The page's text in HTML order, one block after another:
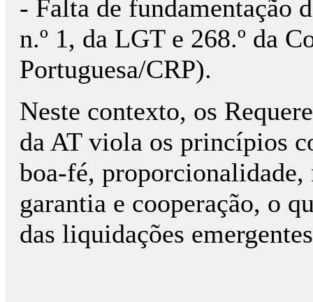
- Falta de fundamentação
n.º 1, da LGT e 268.º da
Portuguesa/CRP).
Neste contexto, os
da AT viola os princípios
boa-fé,
garantia e cooperação, o
das liquidações